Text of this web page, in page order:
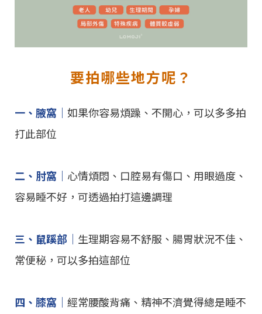
要拍哪些地方呢？
一、腋窩｜ 如果你容易煩躁、不開心，可以多多拍
打此部位
二、肘窩｜ 心情煩悶、口腔易有傷口、用眼過度、
容易睡不好，可透過拍打這邊調理
三、鼠蹊部｜ 生理期容易不舒服、腸胃狀況不佳、
常便秘，可以多拍這部位
四、膝窩｜ 經常腰酸背痛、精神不濟覺得總是睡不